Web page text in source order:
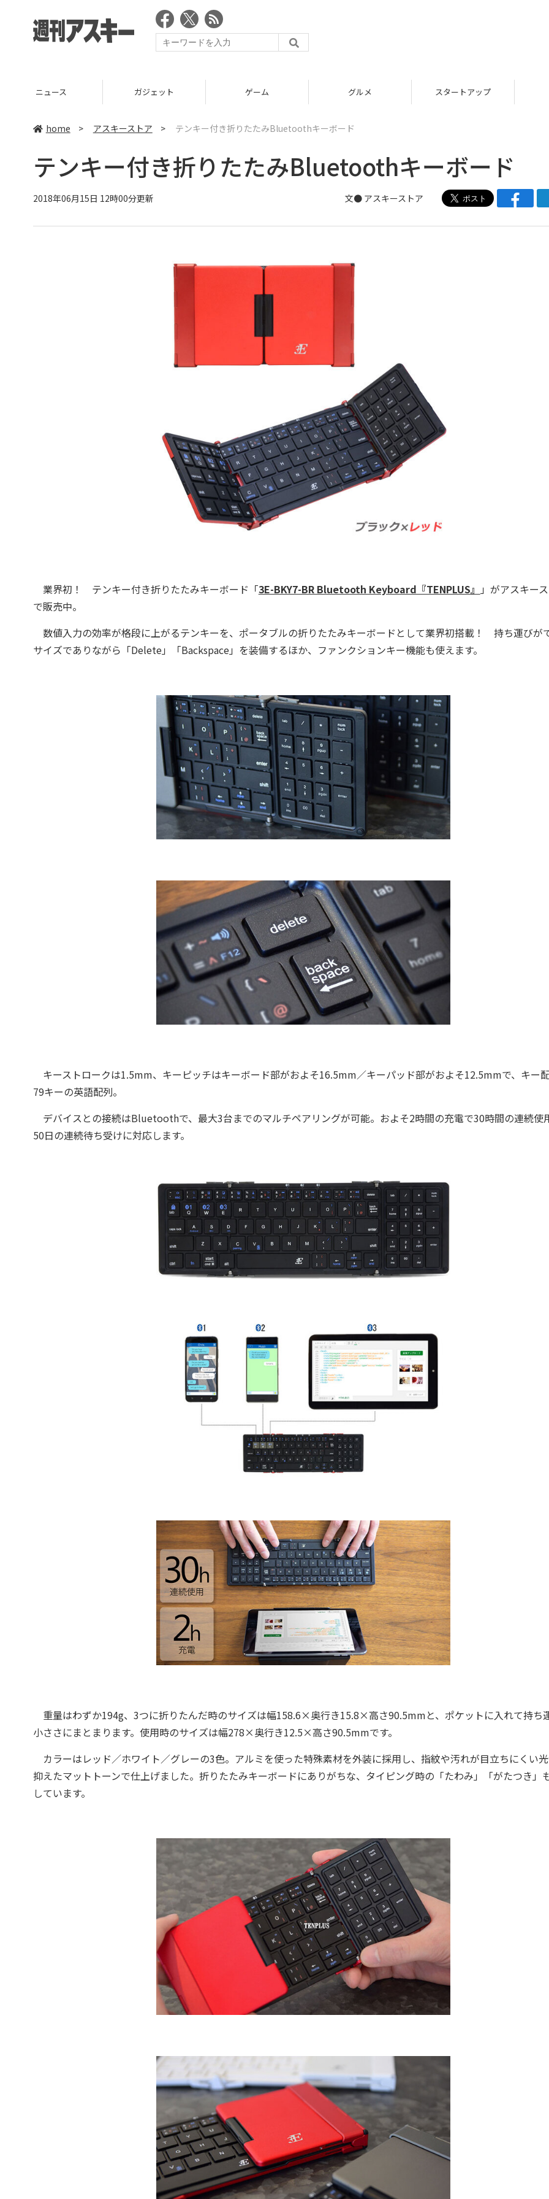
ニュース ガジェット ゲーム グルメ スタートアップ
home > アスキーストア > テンキー付き折りたたみBluetoothキーボード
テンキー付き折りたたみBluetoothキーボード
2018年06月15日 12時00分更新 文● アスキーストア
業界初！ テンキー付き折りたたみキーボード「3E-BKY7-BR Bluetooth Keyboard『TENPLUS』 」がアスキー
で販売中。
数値入力の効率が格段に上がるテンキーを、ポータブルの折りたたみキーボードとして業界初搭載！ 持ち運びが
サイズでありながら「Delete」「Backspace」を装備するほか、ファンクションキー機能も使えます。
キーストロークは1.5mm、キーピッチはキーボード部がおよそ16.5mm／キーパッド部がおよそ12.5mmで、キー
79キーの英語配列。
デバイスとの接続はBluetoothで、最大3台までのマルチペアリングが可能。およそ2時間の充電で30時間の連続使
50日の連続待ち受けに対応します。
重量はわずか194g、3つに折りたんだ時のサイズは幅158.6×奥行き15.8×高さ90.5mmと、ポケットに入れて持ち
小ささにまとまります。使用時のサイズは幅278×奥行き12.5×高さ90.5mmです。
カラーはレッド／ホワイト／グレーの3色。アルミを使った特殊素材を外装に採用し、指紋や汚れが目立ちにくい
抑えたマットトーンで仕上げました。折りたたみキーボードにありがちな、タイピング時の「たわみ」「がたつき」
しています。